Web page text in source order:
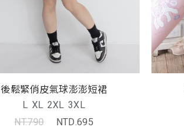
後鬆緊俏皮氣球澎澎短裙
L XL 2XL 3XL
NT.790
NTD.695